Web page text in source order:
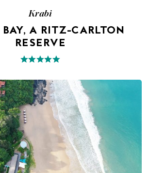
Krabi
BAY, A RITZ-CARLTON
RESERVE